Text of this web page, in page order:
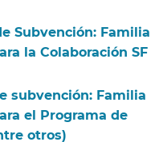
Subvención: Familia
la Colaboración SF
subvención: Familia
el Programa de
otros)